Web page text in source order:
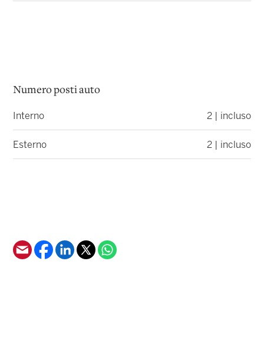
Numero posti auto
Interno 2 | incluso
Esterno 2 | incluso